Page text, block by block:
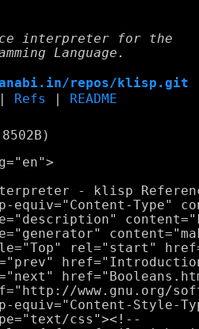
interpreter for the
Language.
repos/klisp.git
Refs README